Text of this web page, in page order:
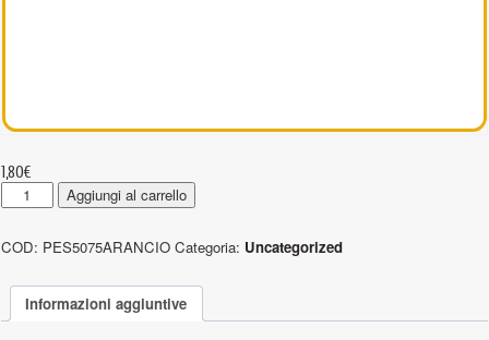
1,80€
PES5075ARANCIO
-
in
100%
colorato
per
Aggiungi al carrello
COD: PES5075ARANCIO Categoria: Uncategorized
Informazioni aggiuntive